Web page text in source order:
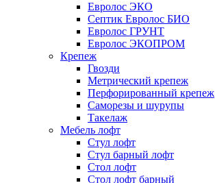
Евролос ЭКО
Септик Евролос БИО
Евролос ГРУНТ
Евролос ЭКОПРОМ
Крепеж
Гвозди
Метрический крепеж
Перфорированный крепеж
Саморезы и шурупы
Такелаж
Мебель лофт
Стул лофт
Стул барный лофт
Стол лофт
Стол лофт барный